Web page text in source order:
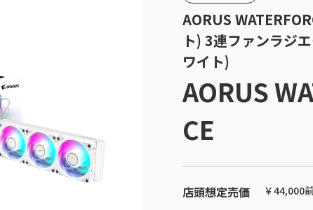
AORUS
ト) 3連ファンラジ
ワイト)
AORUS
CE
店頭想定売価 ￥44,000